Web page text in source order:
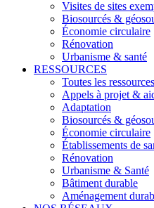
Visites de sites
Biosourcés &
Économie circulaire
Rénovation
Urbanisme & santé
RESSOURCES
Toutes les ressources
Appels à projet &
Adaptation
Biosourcés &
Économie circulaire
Établissements de
Rénovation
Urbanisme & Santé
Bâtiment durable
Aménagement